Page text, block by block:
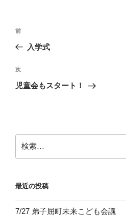
投
ビ
ゲ
ン
前
の
稿
前
入学式
次
の
次
児童会もスタート！
索:
最近の投稿
7/27 弟子屈町未来こども会議